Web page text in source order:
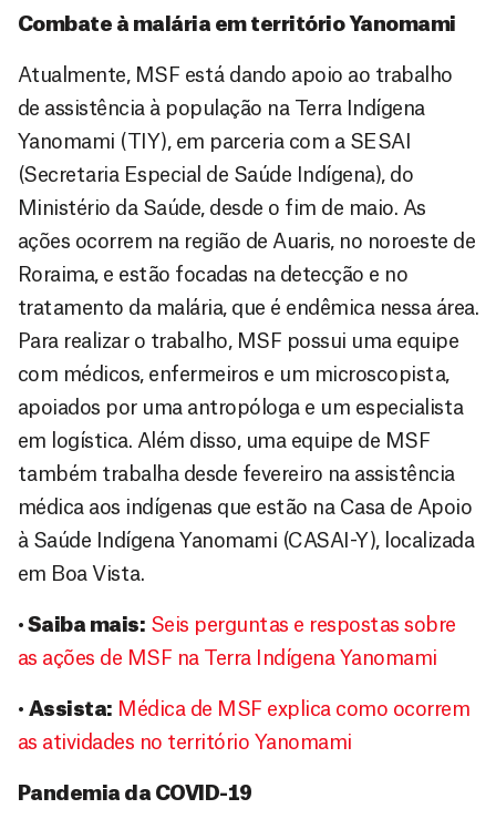
Combate à malária em território Yanomami
Atualmente, MSF está dando apoio ao trabalho
de assistência à população na Terra Indígena
Yanomami (TIY), em parceria com a SESAI
(Secretaria Especial de Saúde Indígena), do
Ministério da Saúde, desde o fim de maio. As
ações ocorrem na região de Auaris, no noroeste de
Roraima, e estão focadas na detecção e no
tratamento da malária, que é endêmica nessa área.
Para realizar o trabalho, MSF possui uma equipe
com médicos, enfermeiros e um microscopista,
apoiados por uma antropóloga e um especialista
em logística. Além disso, uma equipe de MSF
também trabalha desde fevereiro na assistência
médica aos indígenas que estão na Casa de Apoio
à Saúde Indígena Yanomami (CASAI-Y), localizada
em Boa Vista.
• Saiba mais: Seis perguntas e respostas sobre
as ações de MSF na Terra Indígena Yanomami
• Assista: Médica de MSF explica como ocorrem
as atividades no território Yanomami
Pandemia da COVID-19